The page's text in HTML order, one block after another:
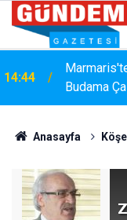
14:44
Budama
Anasayfa